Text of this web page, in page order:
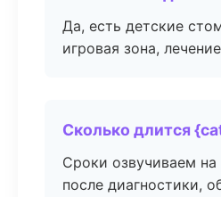
Да, есть детские
игровая зона,
Сколько длится
Сроки озвучиваем на
после диагностики,